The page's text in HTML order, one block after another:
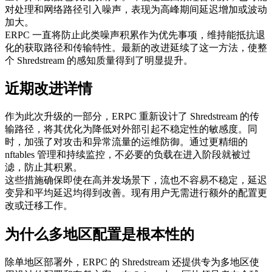
对处理和网络路径引入噪声，表现为高峰期间延迟增加或波动
加大。
ERPC 一直将防止此类噪声积累作为优先事项，维持能抵抗退
化的获取路径和传输特性。最新的改进延续了这一方法，使整
个 Shredstream 的感知质量得到了明显提升。
近期改进详情
作为此次升级的一部分，ERPC 重新设计了 Shredstream 的传
输路径，将其优化为降低对外部引起不稳定性的敏感度。同
时，加强了对攻击和异常流量的运维防御。通过更精细的
nftables 管理和持续监控，不必要的负载在进入阶段就被过
滤，防止其积累。
这些措施确保即使在高并发场景下，流也不容易不稳定，延迟
变异和平均延迟均得到改善。现有用户无需进行额外的配置更
改或迁移工作。
为什么多地区配置是根本性的
除单地区部署外，ERPC 的 Shredstream 还提供专为多地区使